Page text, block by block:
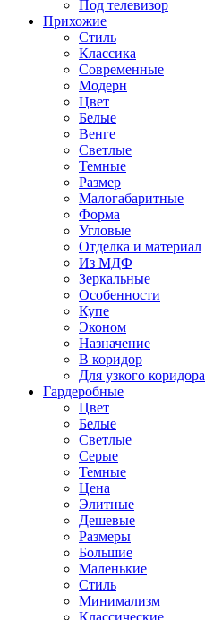
Под телевизор
Прихожие
Стиль
Классика
Современные
Модерн
Цвет
Белые
Венге
Светлые
Темные
Размер
Малогабаритные
Форма
Угловые
Отделка и материал
Из МДФ
Зеркальные
Особенности
Купе
Эконом
Назначение
В коридор
Для узкого коридора
Гардеробные
Цвет
Белые
Светлые
Серые
Темные
Цена
Элитные
Дешевые
Размеры
Большие
Маленькие
Стиль
Минимализм
Классические